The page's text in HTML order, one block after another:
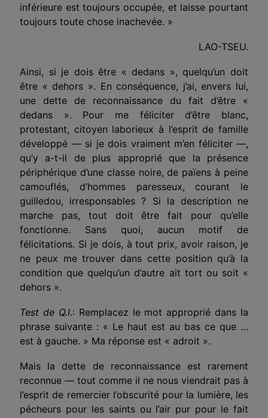
inférieure est toujours occupée, et laisse pourtant
toujours toute chose inachevée. »
LAO-TSEU.
Ainsi, si je dois être « dedans », quelqu’un doit
être « dehors ». En conséquence, j’ai, envers lui,
une dette de reconnaissance du fait d’être «
dedans ». Pour me féliciter d’être blanc,
protestant, citoyen laborieux à l’esprit de famille
développé — si je dois vraiment m’en féliciter —,
qu’y a-t-il de plus approprié que la présence
périphérique d’une classe noire, de païens à peine
camouflés, d’hommes paresseux, courant le
guilledou, irresponsables ? Si la description ne
marche pas, tout doit être fait pour qu’elle
fonctionne. Sans quoi, aucun motif de
félicitations. Si je dois, à tout prix, avoir raison, je
ne peux me trouver dans cette position qu’à la
condition que quelqu’un d’autre ait tort ou soit «
dehors ».
Test de Q.I.: Remplacez le mot approprié dans la
phrase suivante : « Le haut est au bas ce que …
est à gauche. » Ma réponse est « adroit ».
Mais la dette de reconnaissance est rarement
reconnue — tout comme il ne nous viendrait pas à
l’esprit de remercier l’obscurité pour la lumière, les
pécheurs pour les saints ou l’air pur pour le fait